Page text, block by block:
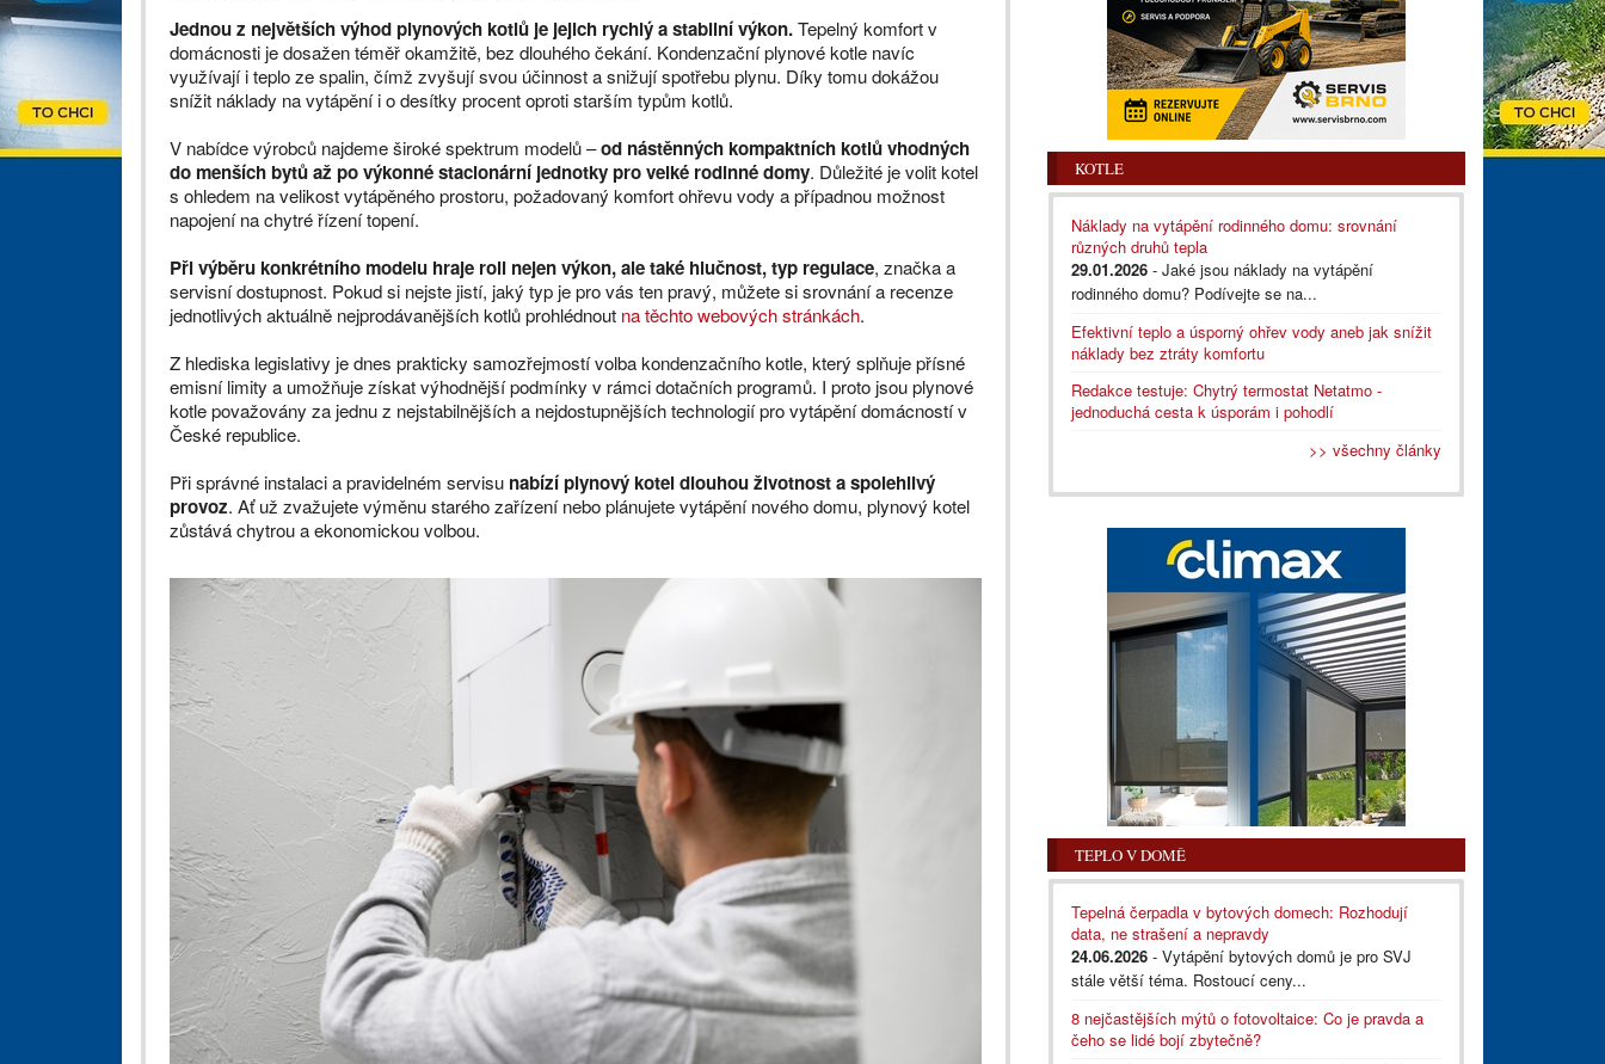
Jednou z největších výhod plynových kotlů je jejich rychlý a stabilní výkon.Tepelný komfort v
domácnosti je dosažen téměř okamžitě, bez dlouhého čekání. Kondenzační plynové kotle navíc
využívají i teplo ze spalin, čímž zvyšují svou účinnost a snižují spotřebu plynu. Díky tomu dokážou
snížit náklady na vytápění i o desítky procent oproti starším typům kotlů.
V nabídce výrobců najdeme široké spektrum modelů –od nástěnných kompaktních kotlů vhodných
do menších bytů až po výkonné stacionární jednotky pro velké rodinné domy. Důležité je volit kotel
s ohledem na velikost vytápěného prostoru, požadovaný komfort ohřevu vody a případnou možnost
napojení na chytré řízení topení.
Při výběru konkrétního modelu hraje roli nejen výkon, ale také hlučnost, typ regulace, značka a
servisní dostupnost. Pokud si nejste jistí, jaký typ je pro vás ten pravý, můžete si srovnání a recenze
jednotlivých aktuálně nejprodávanějších kotlů prohlédnout na těchto webových stránkách.
Z hlediska legislativy je dnes prakticky samozřejmostí volba kondenzačního kotle, který splňuje přísné
emisní limity a umožňuje získat výhodnější podmínky v rámci dotačních programů. I proto jsou plynové
kotle považovány za jednu z nejstabilnějších a nejdostupnějších technologií pro vytápění domácností v
České republice.
Při správné instalaci a pravidelném servisu nabízí plynový kotel dlouhou životnost a spolehlivý
provoz. Ať už zvažujete výměnu starého zařízení nebo plánujete vytápění nového domu, plynový kotel
zůstává chytrou a ekonomickou volbou.
KOTLE
Náklady na vytápění rodinného domu: srovnání
různých druhů tepla
29.01.2026 - Jaké jsou náklady na vytápění
rodinného domu? Podívejte se na...
Efektivní teplo a úsporný ohřev vody aneb jak snížit
náklady bez ztráty komfortu
Redakce testuje: Chytrý termostat Netatmo -
jednoduchá cesta k úsporám i pohodlí
>> všechny články
TEPLO V DOMĚ
Tepelná čerpadla v bytových domech: Rozhodují
data, ne strašení a nepravdy
24.06.2026 - Vytápění bytových domů je pro SVJ
stále větší téma. Rostoucí ceny...
8 nejčastějších mýtů o fotovoltaice: Co je pravda a
čeho se lidé bojí zbytečně?